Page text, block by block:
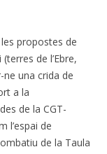
propostes de
de l’Ebre,
una crida de
a la
de la CGT-
l’espai de
de la Taula